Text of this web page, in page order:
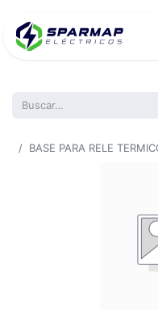
BASE PARA RELE